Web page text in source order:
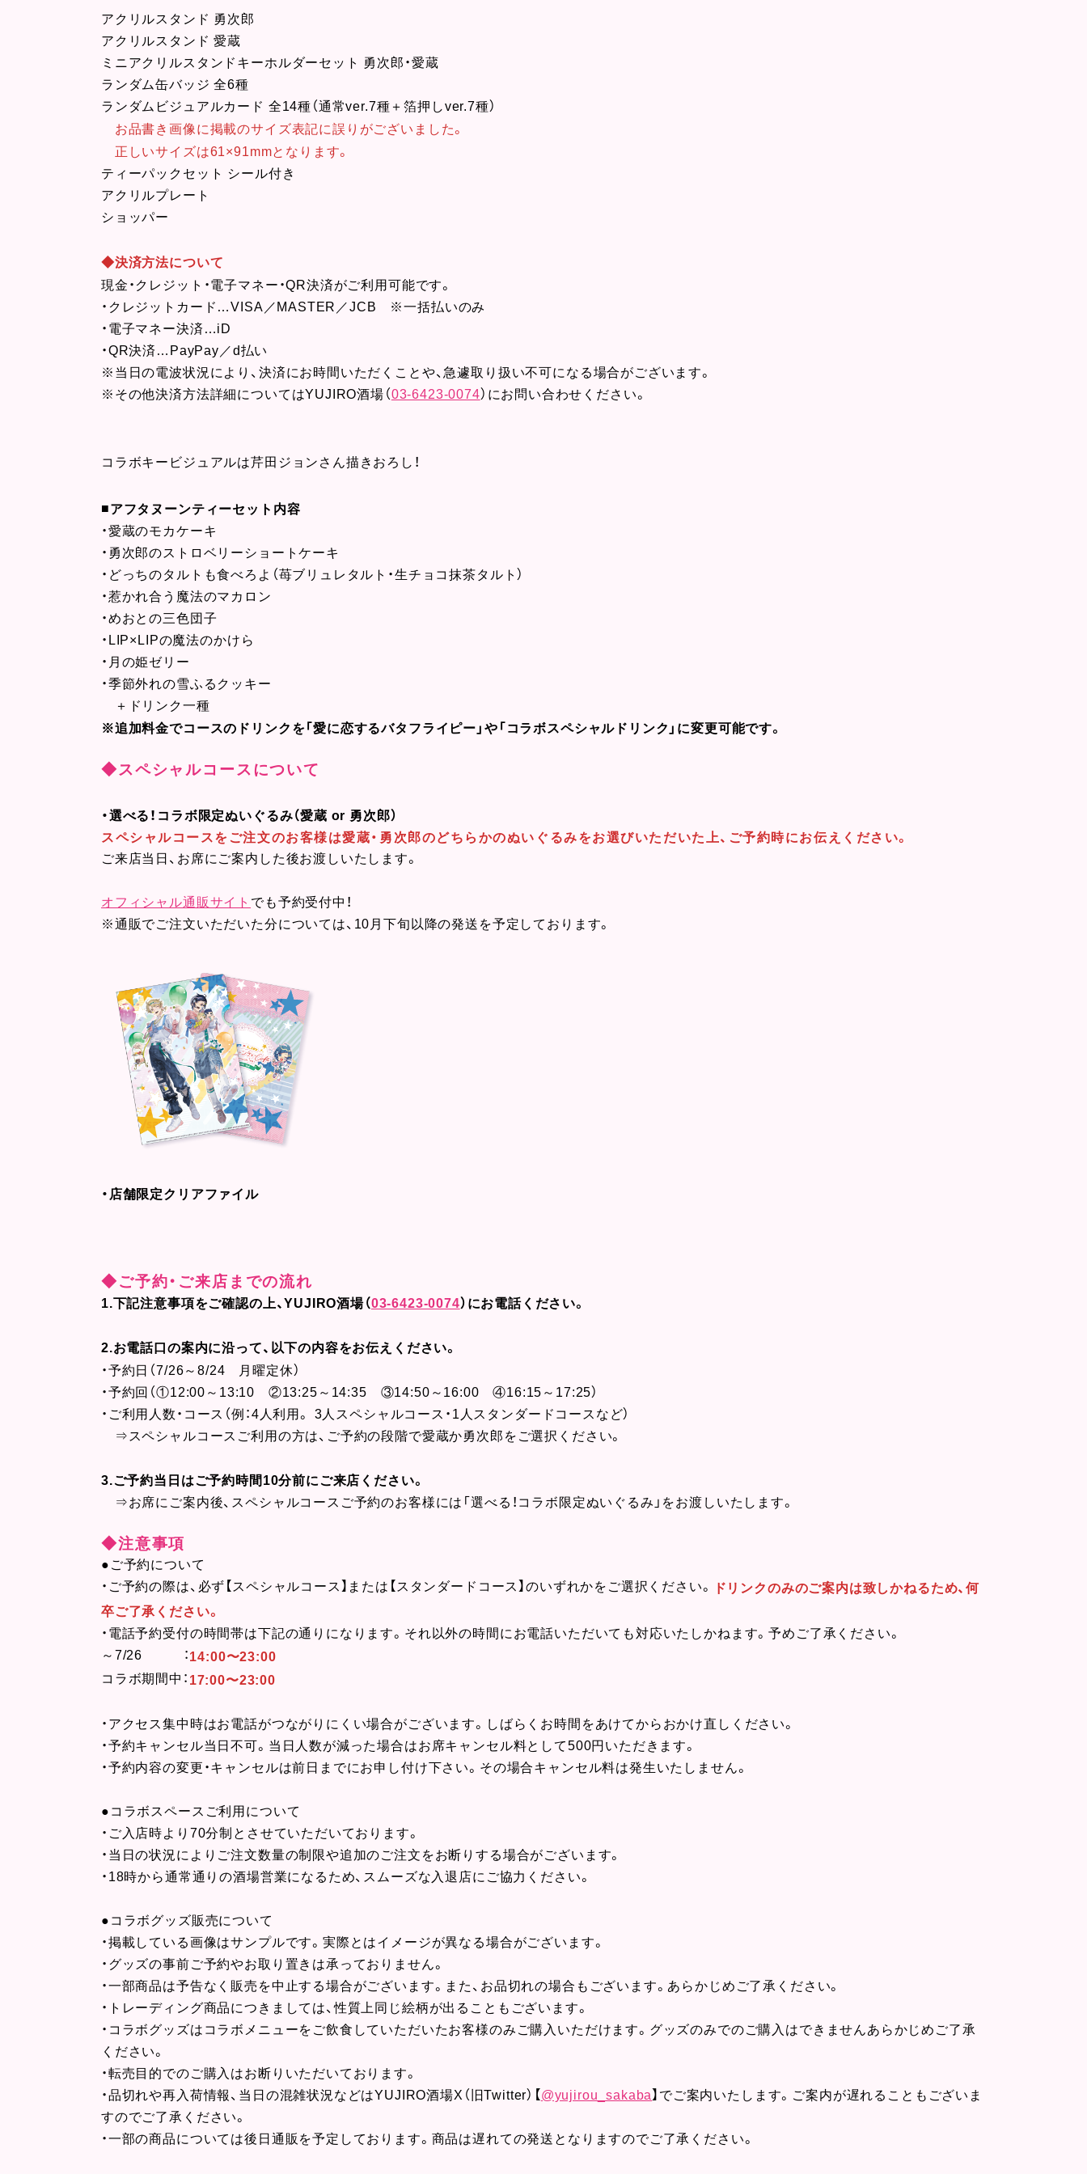
アクリルスタンド 勇次郎
アクリルスタンド 愛蔵
ミニアクリルスタンドキーホルダーセット 勇次郎・愛蔵
ランダム缶バッジ 全6種
ランダムビジュアルカード 全14種（通常ver.7種＋箔押しver.7種）
お品書き画像に掲載のサイズ表記に誤りがございまし た。
正しいサイズは61×91mmとなります。
ティーパックセット シール付き
アクリルプレート
ショッパー
◆決済方法について
現金・クレジット・電子マネー・QR決済がご利用可能です。
・クレジットカード…VISA／MASTER／JCB ※一括払いのみ
・電子マネー決済…iD
・QR決済…PayPay／d払い
※当日の電波状況により、決済にお時間いただくことや、急遽取り扱い不可になる場合がございます。
※その他決済方法詳細についてはYUJIRO酒場（03-6423-0074）にお問い合わせください。
コラボキービジュアルは芹田ジョンさん描きおろし！
■アフタヌーンティーセット内容
・愛蔵のモカケーキ
・勇次郎のストロベリーショートケーキ
・どっちのタルトも食べろよ（苺ブリュレタルト・生チョコ抹茶タルト）
・惹かれ合う魔法のマカロン
・めおとの三色団子
・LIP×LIPの魔法のかけら
・月の姫ゼリー
・季節外れの雪ふるクッキー
＋ドリンク一種
※追加料金でコースのドリンクを「愛に恋するバタフライピー」や「コラボスペシャルドリンク」に変更可能です。
◆スペシャルコースについて
・選べる！コラボ限定ぬいぐるみ（愛蔵 or 勇次郎）
スペシャルコースをご注文のお客様は愛蔵・勇次郎のどちらかのぬいぐるみをお選びいただいた上、ご予約時にお伝えください。
ご来店当日、お席にご案内した後お渡しいたします。
オフィシャル通販サイト でも予約受付中！
※通販でご注文いただいた分については、10月下旬以降の発送を予定しております。
・店舗限定クリアファイル
◆ご予約・ご来店までの流れ
1.下記注意事項をご確認の上、YUJIRO酒場（03-6423-0074）にお電話ください。
2.お電話口の案内に沿って、以下の内容をお伝えください。
・予約日（7/26～8/24 月曜定休）
・予約回（①12:00～13:10 ②13:25～14:35 ③14:50～16:00 ④16:15～17:25）
・ご利用人数・コース（例：4人利用。 3人スペシャルコース・1人スタンダードコースなど）
⇒スペシャルコースご利用の方は、ご予約の段階で愛蔵か勇次郎をご選択ください。
3.ご予約当日はご予約時間10分前にご来店ください。
⇒お席にご案内後、スペシャルコースご予約のお客様には「選べる！コラボ限定ぬいぐるみ」をお渡しいたします。
◆注意事項
●ご予約について
・ご予約の際は、必ず【スペシャルコース】または【スタンダードコース】のいずれかをご選択ください。
ドリンクのみのご案内は致しかねるため、何
卒ご了承ください。
・電話予約受付の時間帯は下記の通りになります。それ以外の時間にお電話いただいても対応いたしかねます。予めご了承ください。
～7/26 ：14:00〜23:00
コラボ期間中： 17:00〜23:00
・アクセス集中時はお電話がつながりにくい場合がございます。しばらくお時間をあけてからおかけ直しください。
・予約キャンセル当日不可。当日人数が減った場合はお席キャンセル料として500円いただきます。
・予約内容の変更・キャンセルは前日までにお申し付け下さい。その場合キャンセル料は発生いたしません。
●コラボスペースご利用について
・ご入店時より70分制とさせていただいております。
・当日の状況によりご注文数量の制限や追加のご注文をお断りする場合がございます。
・18時から通常通りの酒場営業になるため、スムーズな入退店にご協力ください。
●コラボグッズ販売について
・掲載している画像はサンプルです。実際とはイメージが異なる場合がございます。
・グッズの事前ご予約やお取り置きは承っておりません。
・一部商品は予告なく販売を中止する場合がございます。また、お品切れの場合もございます。あらかじめご了承ください。
・トレーディング商品につきましては、性質上同じ絵柄が出ることもございます。
・コラボグッズはコラボメニューをご飲食していただいたお客様のみご購入いただけます。グッズのみでのご購入はできませんあらかじめご了承
ください。
・転売目的でのご購入はお断りいただいております。
・品切れや再入荷情報、当日の混雑状況などはYUJIRO酒場X（旧Twitter）【@yujirou_sakaba 】でご案内いたします。ご案内が遅れることもございま
すのでご了承ください。
・一部の商品については後日通販を予定しております。商品は遅れての発送となりますのでご了承ください。